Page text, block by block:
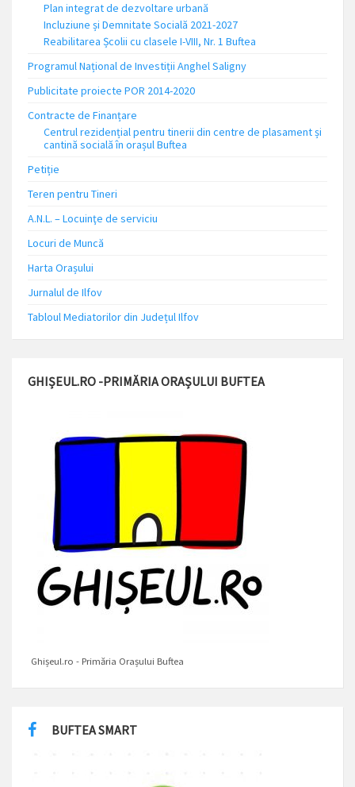
Plan integrat de dezvoltare urbană
Incluziune și Demnitate Socială 2021-2027
Reabilitarea Școlii cu clasele I-VIII, Nr. 1 Buftea
Programul Național de Investiții Anghel Saligny
Publicitate proiecte POR 2014-2020
Contracte de Finanțare
Centrul rezidențial pentru tinerii din centre de plasament și
cantină socială în orașul Buftea
Petiție
Teren pentru Tineri
A.N.L. – Locuinţe de serviciu
Locuri de Muncă
Harta Orașului
Jurnalul de Ilfov
Tabloul Mediatorilor din Județul Ilfov
GHIȘEUL.RO -PRIMĂRIA ORAȘULUI BUFTEA
Ghișeul.ro - Primăria Orașului Buftea
BUFTEA SMART